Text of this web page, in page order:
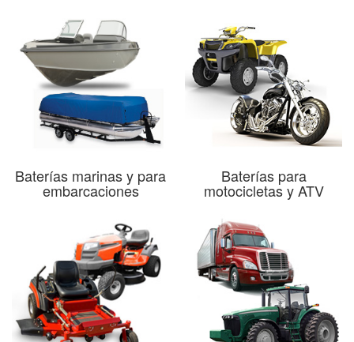
Baterías marinas y para
embarcaciones
Baterías para
motocicletas y ATV